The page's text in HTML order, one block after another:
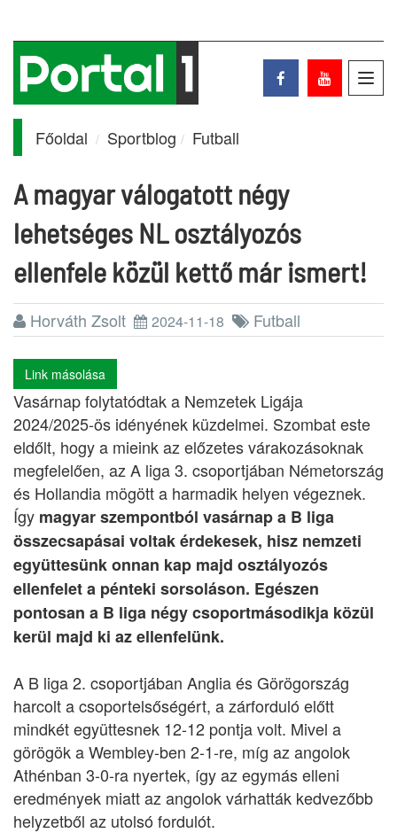
Főoldal Sportblog Futball
A magyar válogatott négy
lehetséges NL osztályozós
ellenfele közül kettő már ismert!
Horváth Zsolt 2024-11-18 Futball
Link másolása
Vasárnap folytatódtak a Nemzetek Ligája
2024/2025-ös idényének küzdelmei. Szombat este
eldőlt, hogy a mieink az előzetes várakozásoknak
megfelelően, az A liga 3. csoportjában Németország
és Hollandia mögött a harmadik helyen végeznek.
Így magyar szempontból vasárnap a B liga
összecsapásai voltak érdekesek, hisz nemzeti
együttesünk onnan kap majd osztályozós
ellenfelet a pénteki sorsoláson. Egészen
pontosan a B liga négy csoportmásodikja közül
kerül majd ki az ellenfelünk.
A B liga 2. csoportjában Anglia és Görögország
harcolt a csoportelsőségért, a zárforduló előtt
mindkét együttesnek 12-12 pontja volt. Mivel a
görögök a Wembley-ben 2-1-re, míg az angolok
Athénban 3-0-ra nyertek, így az egymás elleni
eredmények miatt az angolok várhatták kedvezőbb
helyzetből az utolsó fordulót.